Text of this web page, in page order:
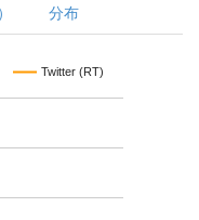
分布
Twitter (RT)